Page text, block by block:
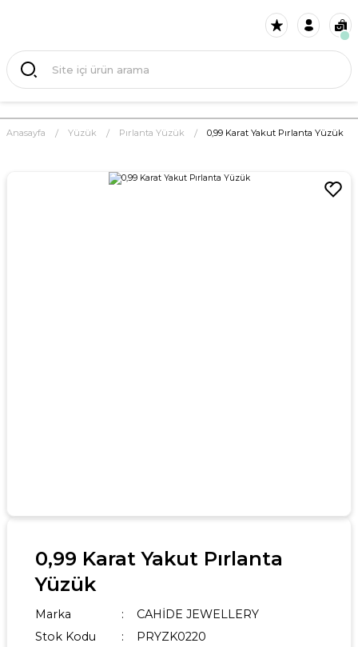
Anasayfa Yüzük Pırlanta Yüzük 0,99 Karat Yakut Pırlanta Yüzük
0,99 Karat Yakut Pırlanta
Yüzük
Marka
CAHİDE JEWELLERY
Stok Kodu
PRYZK0220